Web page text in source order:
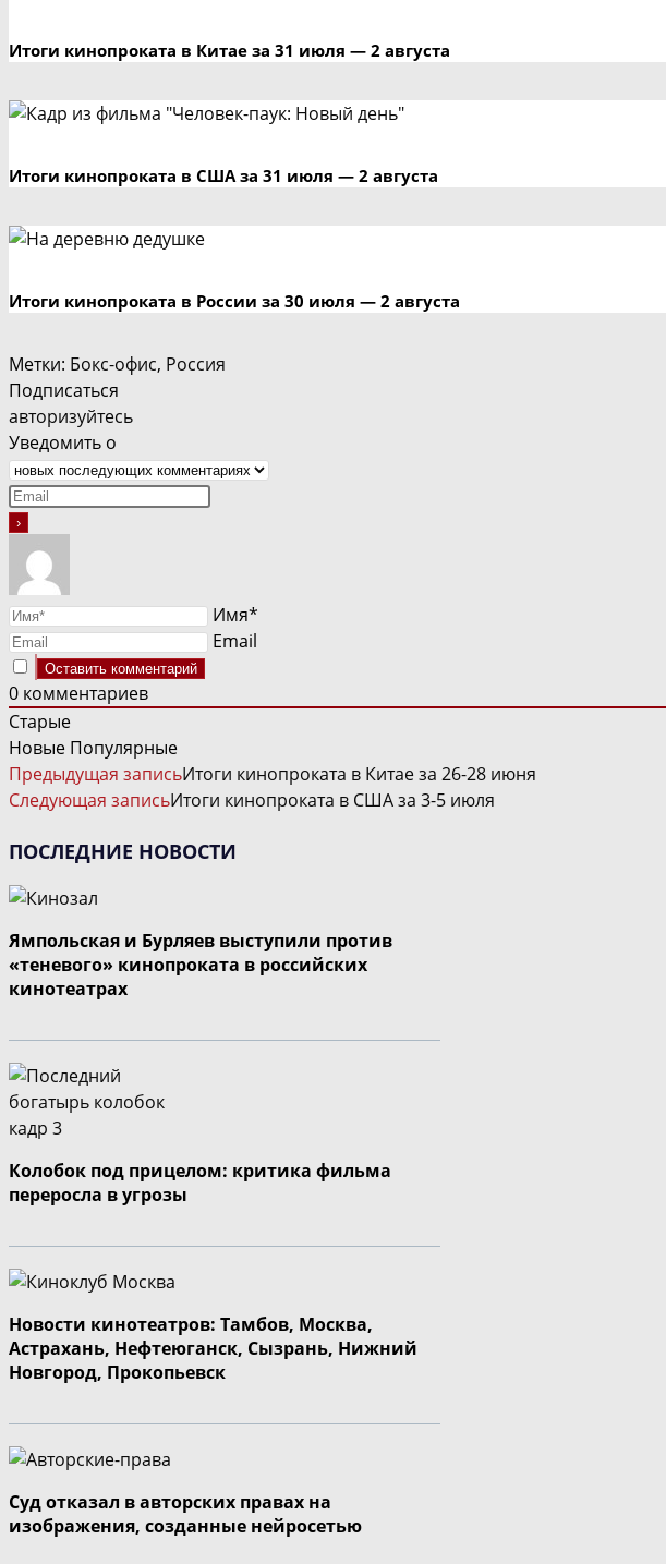
Итоги кинопроката в Китае за 31 июля — 2 августа
Итоги кинопроката в США за 31 июля — 2 августа
Итоги кинопроката в России за 30 июля — 2 августа
Метки: Бокс-офис, Россия
Подписаться
авторизуйтесь
Уведомить о
Имя*
Email
0 комментариев
Старые
Новые Популярные
ЧИТАТЬ
ДАЛЕЕ
СТАТЬИ
Предыдущая записьИтоги кинопроката в Китае за 26-28 июня
Следующая записьИтоги кинопроката в США за 3-5 июля
ПОСЛЕДНИЕ НОВОСТИ
Ямпольская и Бурляев выступили против
«теневого» кинопроката в российских
кинотеатрах
Колобок под прицелом: критика фильма
переросла в угрозы
Новости кинотеатров: Тамбов, Москва,
Астрахань, Нефтеюганск, Сызрань, Нижний
Новгород, Прокопьевск
Суд отказал в авторских правах на
изображения, созданные нейросетью